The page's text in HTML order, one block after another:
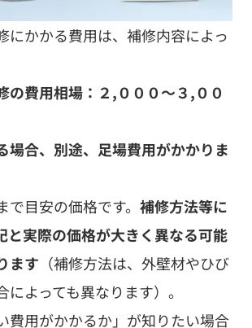
にかかる費用は、補修内容によっ
費用相場： ２,０００～３,００
場合、別途、足場費用がかかりま
目安の価格です。 補修方法等に
と実際の価格が大きく異なる可能
ます （補修方法は、外壁材やひび
によっても異なります）。
費用がかかるか」が知りたい場合